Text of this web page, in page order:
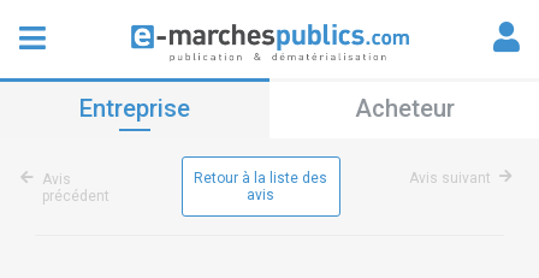
Entreprise Acheteur
Avis
précédent
Retour à la liste des
avis
Avis suivant